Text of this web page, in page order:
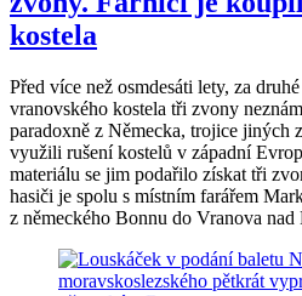
kostela
Před více než osmdesáti lety, za
vranovského kostela tři zvony
paradoxně z Německa, trojice jiných
využili rušení kostelů v západní
materiálu se jim podařilo získat tři
hasiči je spolu s místním farářem
z německého Bonnu do Vranova